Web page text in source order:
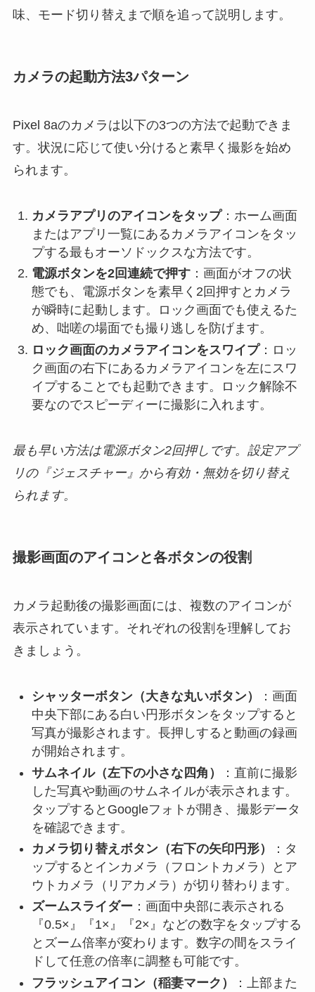
味、モード切り替えまで順を追って説明します。
カメラの起動方法3パターン
Pixel 8aのカメラは以下の3つの方法で起動できま
す。状況に応じて使い分けると素早く撮影を始め
られます。
カメラアプリのアイコンをタップ：ホーム画面
またはアプリ一覧にあるカメラアイコンをタッ
プする最もオーソドックスな方法です。
電源ボタンを2回連続で押す：画面がオフの状
態でも、電源ボタンを素早く2回押すとカメラ
が瞬時に起動します。ロック画面でも使えるた
め、咄嗟の場面でも撮り逃しを防げます。
ロック画面のカメラアイコンをスワイプ：ロッ
ク画面の右下にあるカメラアイコンを左にスワ
イプすることでも起動できます。ロック解除不
要なのでスピーディーに撮影に入れます。
最も早い方法は電源ボタン2回押しです。設定アプ
リの『ジェスチャー』から有効・無効を切り替え
られます。
撮影画面のアイコンと各ボタンの役割
カメラ起動後の撮影画面には、複数のアイコンが
表示されています。それぞれの役割を理解してお
きましょう。
シャッターボタン（大きな丸いボタン）
：画面
中央下部にある白い円形ボタンをタップすると
写真が撮影されます。長押しすると動画の録画
が開始されます。
サムネイル（左下の小さな四角）
：直前に撮影
した写真や動画のサムネイルが表示されます。
タップするとGoogleフォトが開き、撮影データ
を確認できます。
カメラ切り替えボタン（右下の矢印円形）
：タ
ップするとインカメラ（フロントカメラ）とア
ウトカメラ（リアカメラ）が切り替わります。
ズームスライダー ：画面中央部に表示される
『0.5×』『1×』『2×』などの数字をタップする
とズーム倍率が変わります。数字の間をスライ
ドして任意の倍率に調整も可能です。
フラッシュアイコン（稲妻マーク）
：上部また